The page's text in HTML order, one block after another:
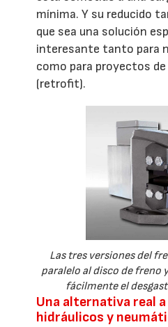
mínima. Y su reducido
que sea una solución
interesante tanto para
como para proyectos
(retrofit).
Las tres versiones del
paralelo al disco de freno
fácilmente el
Una alternativa real
hidráulicos y